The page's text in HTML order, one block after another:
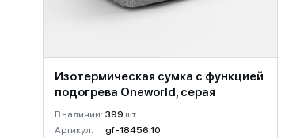
Изотермическая сумка с функцией
подогрева Oneworld, серая
В наличии: 399 шт.
Артикул:
gf-18456.10